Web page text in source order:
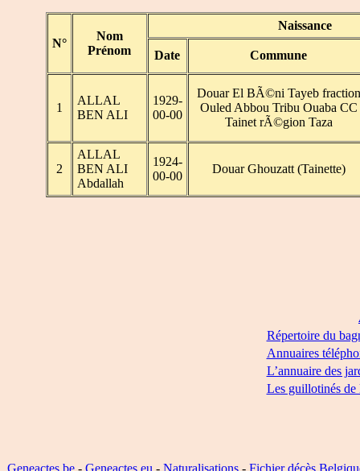
N°
Nom
Prénom
Naissance
Date Commune
1
ALLAL
BEN ALI
1929-
00-00
Douar El BÃ©ni Tayeb fraction
Ouled Abbou Tribu Ouaba CC
Tainet rÃ©gion Taza
2
ALLAL
BEN ALI
Abdallah
1924-
00-00
Douar Ghouzatt (Tainette)
Répertoire du
Annuaires
L’annuaire des
Les guillotinés de